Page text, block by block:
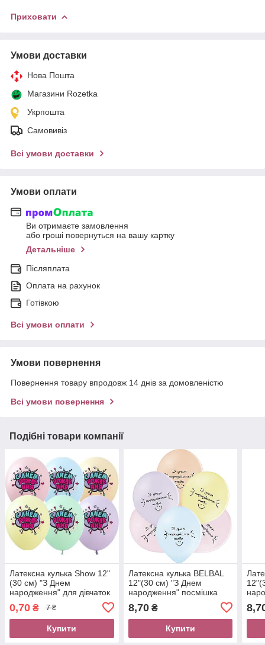
Приховати
Умови доставки
Нова Пошта
Магазини Rozetka
Укрпошта
Самовивіз
Всі умови доставки
Умови оплати
Ви отримаєте замовлення
або гроші повернуться на вашу картку
Детальніше
Післяплата
Оплата на рахунок
Готівкою
Всі умови оплати
Умови повернення
Повернення товару впродовж 14 днів за домовленістю
Всі умови повернення
Подібні товари компанії
Латексна кулька Show 12"
(30 см) "З Днем
народження" для дівчаток
0,70 ₴ 7 ₴
Купити
Латексна кулька BELBAL
12"(30 см) "З Днем
народження" посмішка
8,70₴
Купити